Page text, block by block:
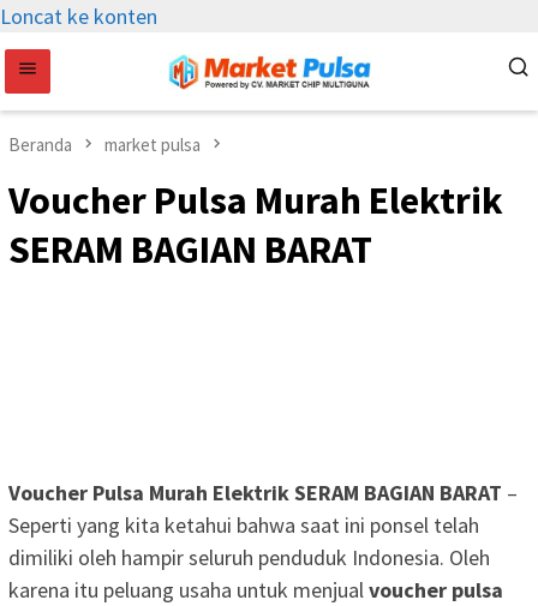
Loncat ke konten
Beranda market pulsa
Voucher Pulsa Murah Elektrik
SERAM BAGIAN BARAT
Voucher Pulsa Murah Elektrik SERAM BAGIAN BARAT –
Seperti yang kita ketahui bahwa saat ini ponsel telah
dimiliki oleh hampir seluruh penduduk Indonesia. Oleh
karena itu peluang usaha untuk menjualvoucher pulsa